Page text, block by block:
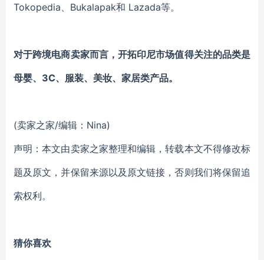
Tokopedia、Bukalapak和 Lazada等。
对于跨境电商卖家而言，开拓印尼市场值得关注的品类是
母婴、3C、服装、美妆、家居类产品。
(卖家之家/编辑：Nina)
声明：本文由卖家之家整理和编辑，转载本文不得修改标
题及原文，并保留来源以及原文链接，否则我们将保留追
索权利。
猜你喜欢